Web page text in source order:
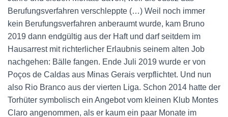
Berufungsverfahren verschleppte (…) Weil noch immer
kein Berufungsverfahren anberaumt wurde, kam Bruno
2019 dann endgültig aus der Haft und darf seitdem im
Hausarrest mit richterlicher Erlaubnis seinem alten Job
nachgehen: Bälle fangen. Ende Juli 2019 wurde er von
Poços de Caldas aus Minas Gerais verpflichtet. Und nun
also Rio Branco aus der vierten Liga. Schon 2014 hatte der
Torhüter symbolisch ein Angebot vom kleinen Klub Montes
Claro angenommen, als er kaum ein paar Monate im